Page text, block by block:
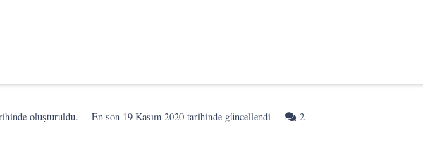
oluşturuldu. En son 19 Kasım 2020 tarihinde güncellendi 2Yorum